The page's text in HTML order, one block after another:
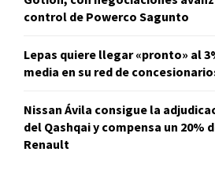
control de Powerco Sagunto
Lepas quiere llegar «pronto» al
media en su red de
Nissan Ávila consigue la
del Qashqai y compensa un 20%
Renault